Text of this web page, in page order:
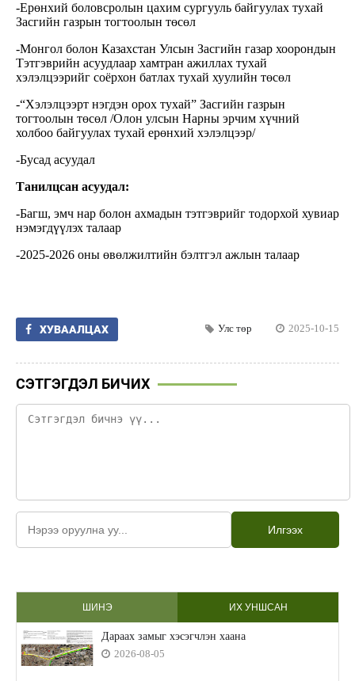
-Ерөнхий боловсролын цахим сургууль байгуулах тухай
Засгийн газрын тогтоолын төсөл
-Монгол болон Казахстан Улсын Засгийн газар хоорондын
Тэтгэврийн асуудлаар хамтран ажиллах тухай
хэлэлцээрийг соёрхон батлах тухай хуулийн төсөл
-“Хэлэлцээрт нэгдэн орох тухай” Засгийн газрын
тогтоолын төсөл /Олон улсын Нарны эрчим хүчний
холбоо байгуулах тухай ерөнхий хэлэлцээр/
-Бусад асуудал
Танилцсан асуудал:
-Багш, эмч нар болон ахмадын тэтгэврийг тодорхой хувиар
нэмэгдүүлэх талаар
-2025-2026 оны өвөлжилтийн бэлтгэл ажлын талаар
ХУВААЛЦАХ Улс төр 2025-10-15
СЭТГЭГДЭЛ БИЧИХ
Илгээх
ШИНЭ ИХ УНШСАН
Дараах замыг хэсэгчлэн хаана
2026-08-05